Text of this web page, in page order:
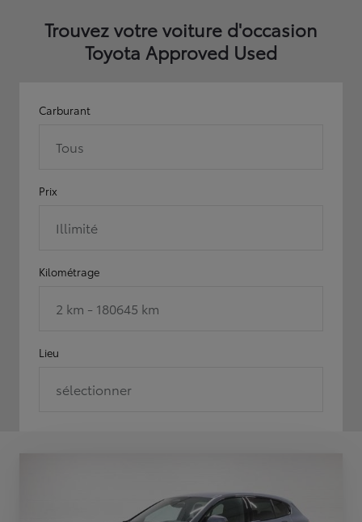
Trouvez votre voiture d'occasion
Toyota Approved Used
Carburant
Tous
Prix
Illimité
Kilométrage
2 km - 180645 km
Lieu
sélectionner